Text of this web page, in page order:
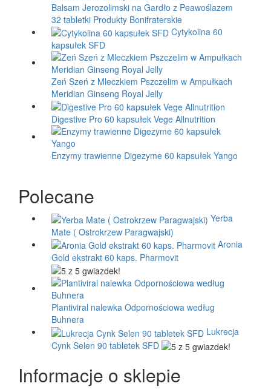
Balsam Jerozolimski na Gardło z Peawoślazem
32 tabletki Produkty Bonifraterskie
Cytykolina 60
kapsułek SFD
Zeń Szeń z Mleczkiem Pszczelim w Ampułkach
Meridian Ginseng Royal Jelly
Digestive Pro 60 kapsułek Vege Allnutrition
Enzymy trawienne Digezyme 60 kapsułek Yango
Polecane
Yerba
Mate ( Ostrokrzew Paragwajski)
Aronia
Gold ekstrakt 60 kaps. Pharmovit
Plantiviral nalewka Odpornościowa według
Buhnera
Lukrecja
Cynk Selen 90 tabletek SFD
Informacje o sklepie